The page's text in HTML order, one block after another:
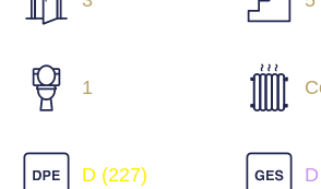
1
D (227)